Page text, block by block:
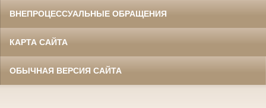
ВНЕПРОЦЕССУАЛЬНЫЕ ОБРАЩЕНИЯ
КАРТА САЙТА
ОБЫЧНАЯ ВЕРСИЯ САЙТА